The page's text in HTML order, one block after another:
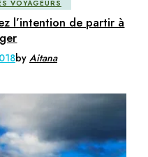
VOYAGEURS
l’intention de partir à
by Aitana